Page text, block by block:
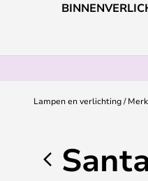
Lampen en verlichting